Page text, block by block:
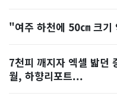
"여주 하천에 50㎝ 크
7천피 깨지자 엑셀 밟
월, 하향리포트...